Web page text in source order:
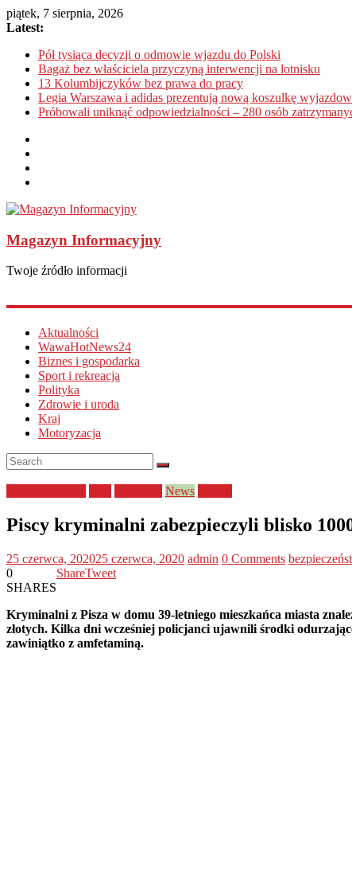
piątek, 7 sierpnia, 2026
Latest:
Pół tysiąca decyzji o odmowie wjazdu do Polski
Bagaż bez właściciela przyczyną interwencji na lotnisku
13 Kolumbijczyków bez prawa do pracy
Legia Warszawa i adidas prezentują nową koszulkę
Próbowali uniknąć odpowiedzialności – 280 osób
Magazyn Informacyjny
Twoje źródło informacji
Aktualności
WawaHotNews24
Biznes i gospodarka
Sport i rekreacja
Polityka
Zdrowie i uroda
Kraj
Motoryzacja
News
Piscy kryminalni zabezpieczyli blisko
25 czerwca, 202025 czerwca, 2020 admin 0 Comments
0
SHARES
ShareTweet
Kryminalni z Pisza w domu 39-letniego mieszkańca miasta
złotych. Kilka dni wcześniej policjanci ujawnili środki
zawiniątko z amfetaminą.